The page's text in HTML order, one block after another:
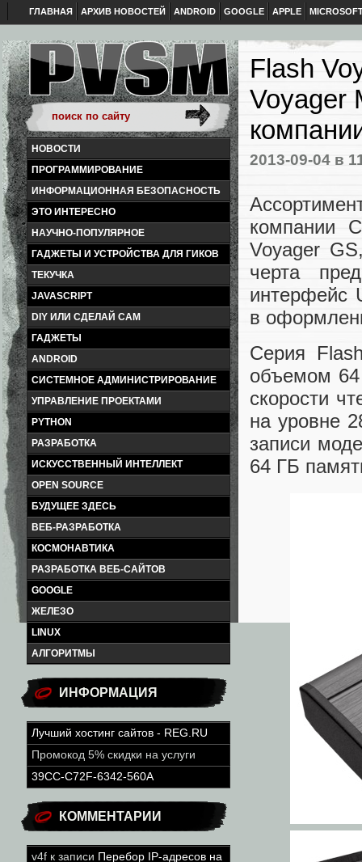
ГЛАВНАЯ АРХИВ НОВОСТЕЙ ANDROID GOOGLE APPLE
НОВОСТИ
ПРОГРАММИРОВАНИЕ
ИНФОРМАЦИОННАЯ БЕЗОПАСНОСТЬ
ЭТО ИНТЕРЕСНО
НАУЧНО-ПОПУЛЯРНОЕ
ГАДЖЕТЫ И УСТРОЙСТВА ДЛЯ ГИКОВ
ТЕКУЧКА
JAVASCRIPT
DIY ИЛИ СДЕЛАЙ САМ
ГАДЖЕТЫ
ANDROID
СИСТЕМНОЕ АДМИНИСТРИРОВАНИЕ
УПРАВЛЕНИЕ ПРОЕКТАМИ
PYTHON
РАЗРАБОТКА
ИСКУССТВЕННЫЙ ИНТЕЛЛЕКТ
OPEN SOURCE
БУДУЩЕЕ ЗДЕСЬ
ВЕБ-РАЗРАБОТКА
КОСМОНАВТИКА
РАЗРАБОТКА ВЕБ-САЙТОВ
GOOGLE
ЖЕЛЕЗО
LINUX
АЛГОРИТМЫ
ИНФОРМАЦИЯ
Лучший хостинг сайтов - REG.RU
Промокод 5% скидки на услуги
39CC-C72F-6342-560A
КОММЕНТАРИИ
v4f к записи Перебор IP-адресов на
Flash
Voyager
2013-09-04 в
компании
Voyager
черта
интерфейс
в
Серия
объемом
скорости
на уровне
записи
64 ГБ